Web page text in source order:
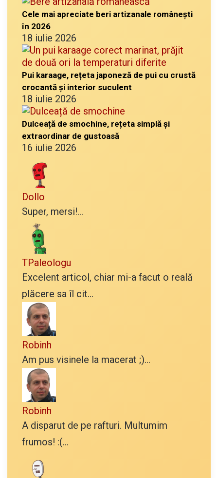
Cele mai apreciate beri artizanale românești
în 2026
18 iulie 2026
Pui karaage, rețeta japoneză de pui cu crustă
crocantă și interior suculent
18 iulie 2026
Dulceață de smochine, rețeta simplă și
extraordinar de gustoasă
16 iulie 2026
Dollo
Super, mersi!...
TPaleologu
Excelent articol, chiar mi-a facut o reală
plăcere sa îl cit...
Robinh
Am pus visinele la macerat ;)...
Robinh
A disparut de pe rafturi. Multumim
frumos! :(...